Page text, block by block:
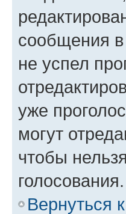
сообщения в
не успел
уже
могут
чтобы
голосования.
Вернуться